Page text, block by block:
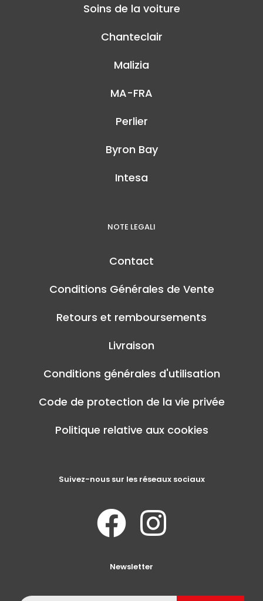
Soins de la voiture
Chanteclair
Malizia
MA-FRA
Perlier
Byron Bay
Intesa
NOTE LEGALI
Contact
Conditions Générales de Vente
Retours et remboursements
Livraison
Conditions générales d'utilisation
Code de protection de la vie privée
Politique relative aux cookies
Suivez-nous sur les réseaux sociaux
Newsletter